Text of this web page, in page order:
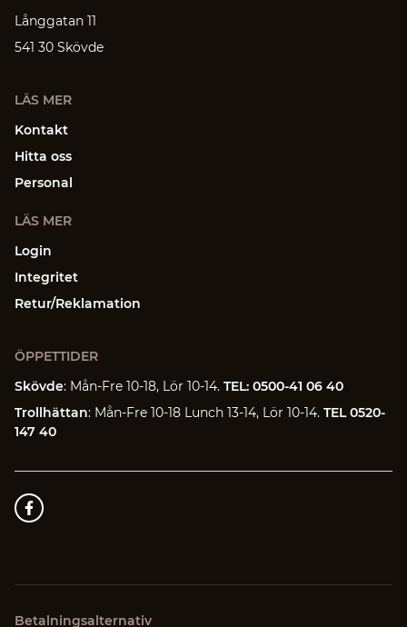
Långgatan 11
541 30 Skövde
LÄS MER
Kontakt
Hitta oss
Personal
LÄS MER
Login
Integritet
Retur/Reklamation
ÖPPETTIDER
Skövde: Mån-Fre 10-18, Lör 10-14. TEL: 0500-41 06 40
Trollhättan: Mån-Fre 10-18 Lunch 13-14, Lör 10-14. TEL 0520-
147 40
Betalningsalternativ